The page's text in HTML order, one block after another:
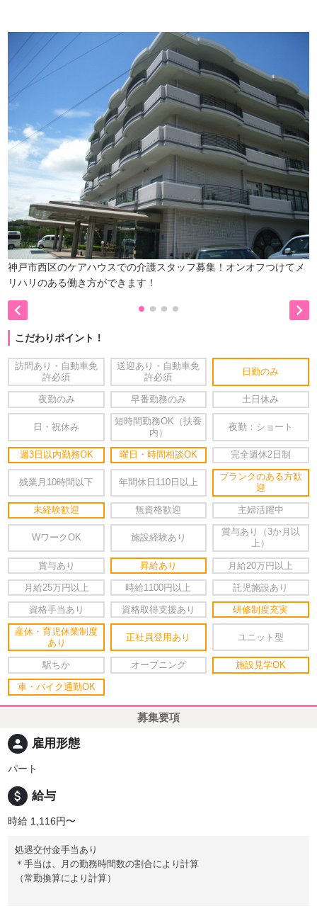
神戸市西区のケアハウスでの介護スタッフ募集！オンオフつけてメ
リハリのある働き方ができます！
 
こだわりポイント！
訪問あり・自動車免
許必須
送迎あり・自動車免
許必須
日勤のみ
夜勤のみ 早番勤務のみ 土日休み
日・祝休み
短時間勤務OK（扶養
内）
夜勤：ショート
週3日以内勤務OK 曜日・時間相談OK 完全週休2日制
残業月10時間以下 年間休日110日以上
ブランクのある方歓
迎
未経験歓迎 無資格歓迎 主婦活躍中
WワークOK 施設経験あり
賞与あり（3か月以
上）
賞与あり 昇給あり 月給20万円以上
月給25万円以上 時給1100円以上 託児施設あり
資格手当あり 資格取得支援あり 研修制度充実
産休・育児休業制度
あり
正社員登用あり ユニット型
駅ちか オープニング 施設見学OK
車・バイク通勤OK
募集要項
person 雇用形態
パート
attach_money 給与
時給 1,116円〜
処遇交付金手当あり
＊手当は、月の勤務時間数の割合により計算
（常勤換算により計算）